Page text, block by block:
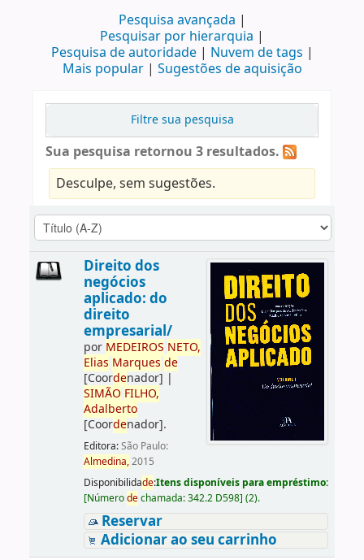
Pesquisa avançada
Pesquisar por hierarquia
Pesquisa de autoridade
Nuvem de tags
Mais popular
Sugestões de aquisição
Filtre sua pesquisa
Sua pesquisa retornou 3 resultados.
Desculpe, sem sugestões.
Direito dos
negócios
aplicado: do
direito
empresarial/
por MEDEIROS NETO,
Elias Marques de
[Coordenador] |
SIMÃO FILHO,
Adalberto
[Coordenador].
Editora:São Paulo:
Almedina,2015
Disponibilidade:Itens disponíveis para empréstimo:
[Númerodechamada:342.2 D598] (2).
Reservar
Adicionar ao seu carrinho